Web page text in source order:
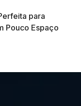
para
Pouco Espaço